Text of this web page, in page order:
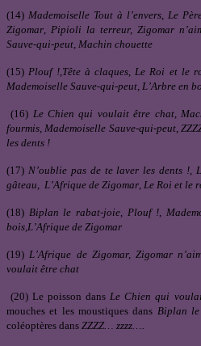
(14) Mademoiselle Tout à l’envers, Le
Zigomar, Pipioli la terreur, Zigomar
Sauve-qui-peut, Machin chouette
(15)Plouf !,Tête à claques,Le Roi et le
Mademoiselle Sauve-qui-peut, L’Arbre en
(16) Le Chien qui voulait être chat,
fourmis, Mademoiselle Sauve-qui-peut,
les dents !
(17) N’oublie pas de te laver les dents
gâteau, L’Afrique de Zigomar, Le Roi et le
(18) Biplan le rabat-joie, Plouf !,
bois,L’Afrique de Zigomar
(19)L’Afrique de Zigomar, Zigomar
voulait être chat
(20) Le poisson dansLe Chien qui
mouches et les moustiques dans Biplan
coléoptères dans ZZZZ… zzzz….